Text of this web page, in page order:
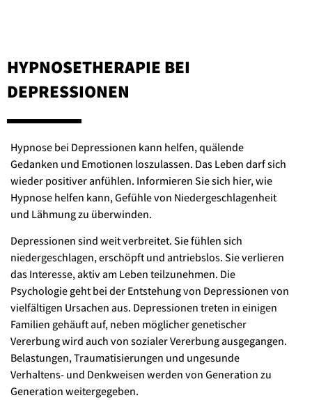
HYPNOSETHERAPIE BEI
DEPRESSIONEN
Hypnose bei Depressionen kann helfen, quälende
Gedanken und Emotionen loszulassen. Das Leben darf sich
wieder positiver anfühlen. Informieren Sie sich hier, wie
Hypnose helfen kann, Gefühle von Niedergeschlagenheit
und Lähmung zu überwinden.
Depressionen sind weit verbreitet. Sie fühlen sich
niedergeschlagen, erschöpft und antriebslos. Sie verlieren
das Interesse, aktiv am Leben teilzunehmen. Die
Psychologie geht bei der Entstehung von Depressionen von
vielfältigen Ursachen aus. Depressionen treten in einigen
Familien gehäuft auf, neben möglicher genetischer
Vererbung wird auch von sozialer Vererbung ausgegangen.
Belastungen, Traumatisierungen und ungesunde
Verhaltens- und Denkweisen werden von Generation zu
Generation weitergegeben.